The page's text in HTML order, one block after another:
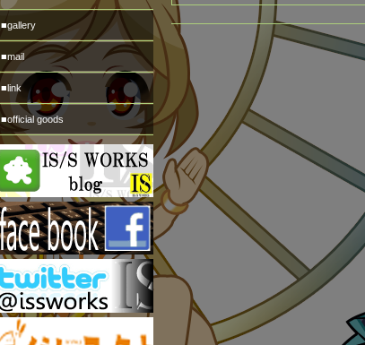
■gallery
■mail
■link
■official goods